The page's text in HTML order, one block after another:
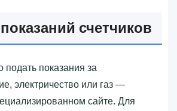
счетчиков
подать показания за
электричество или газ —
сайте. Для